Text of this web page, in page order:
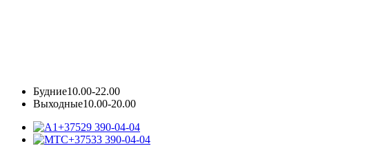
Будние10.00-22.00
Выходные10.00-20.00
+37529 390-04-04
+37533 390-04-04